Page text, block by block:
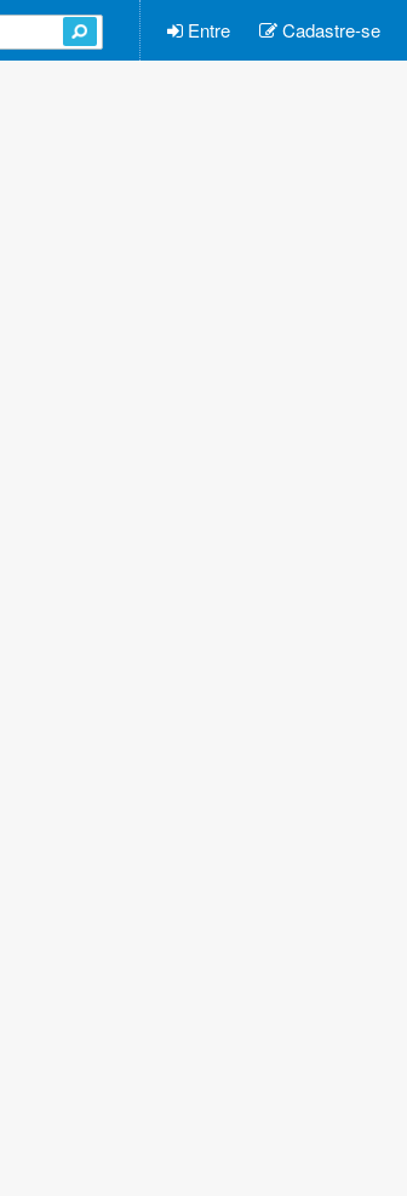
Entre Cadastre-se